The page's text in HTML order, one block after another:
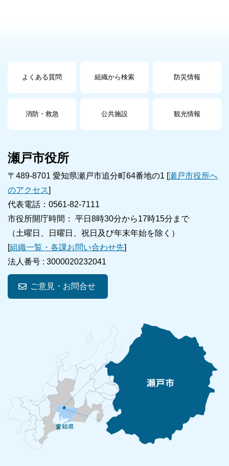
よくある質問 組織から検索 防災情報
消防・救急 公共施設 観光情報
瀬戸市役所
〒489-8701 愛知県瀬戸市追分町64番地の1 [瀬戸市役所へ
のアクセス]
代表電話：0561-82-7111
市役所開庁時間： 平日8時30分から17時15分まで
（土曜日、日曜日、祝日及び年末年始を除く）
[組織一覧・各課お問い合わせ先]
法人番号 : 3000020232041
ご意見・お問合せ